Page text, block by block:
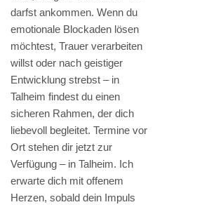
darfst ankommen. Wenn du
emotionale Blockaden lösen
möchtest, Trauer verarbeiten
willst oder nach geistiger
Entwicklung strebst – in
Talheim findest du einen
sicheren Rahmen, der dich
liebevoll begleitet. Termine vor
Ort stehen dir jetzt zur
Verfügung – in Talheim. Ich
erwarte dich mit offenem
Herzen, sobald dein Impuls